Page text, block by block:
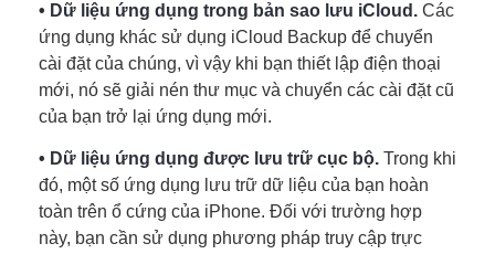
• Dữ liệu ứng dụng trong bản sao lưu iCloud. Các
ứng dụng khác sử dụng iCloud Backup để chuyển
cài đặt của chúng, vì vậy khi bạn thiết lập điện thoại
mới, nó sẽ giải nén thư mục và chuyển các cài đặt cũ
của bạn trở lại ứng dụng mới.
• Dữ liệu ứng dụng được lưu trữ cục bộ. Trong khi
đó, một số ứng dụng lưu trữ dữ liệu của bạn hoàn
toàn trên ổ cứng của iPhone. Đối với trường hợp
này, bạn cần sử dụng phương pháp truy cập trực